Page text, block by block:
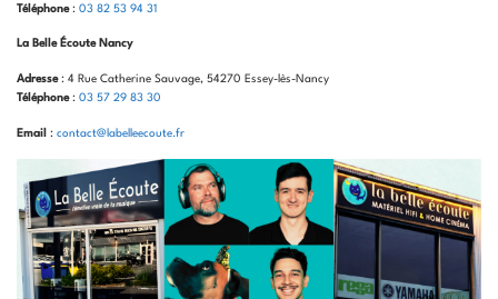
Téléphone: 03 82 53 94 31
La Belle Écoute Nancy
Adresse: 4 Rue Catherine Sauvage, 54270 Essey-lès-Nancy
Téléphone: 03 57 29 83 30
Email : contact@labelleecoute.fr